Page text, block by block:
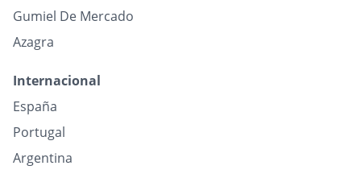
Gumiel De Mercado
Azagra
Internacional
España
Portugal
Argentina